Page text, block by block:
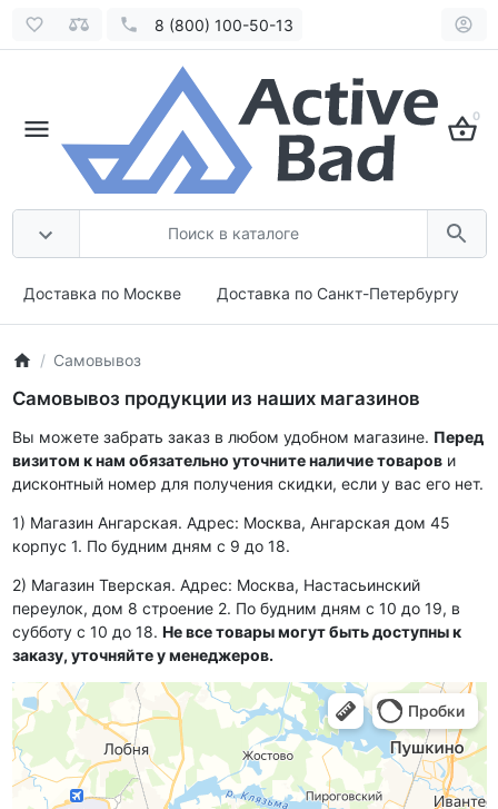
8 (800) 100-50-13
0
Доставка по Москве Доставка по Санкт-Петербургу
Самовывоз
Самовывоз продукции из наших магазинов
Вы можете забрать заказ в любом удобном магазине. Перед
визитом к нам обязательно уточните наличие товарови
дисконтный номер для получения скидки, если у вас его нет.
1) Магазин Ангарская. Адрес: Москва, Ангарская дом 45
корпус 1. По будним дням с 9 до 18.
2) Магазин Тверская. Адрес: Москва, Настасьинский
переулок, дом 8 строение 2. По будним дням с 10 до 19, в
субботу с 10 до 18. Не все товары могут быть доступны к
заказу, уточняйте у менеджеров.